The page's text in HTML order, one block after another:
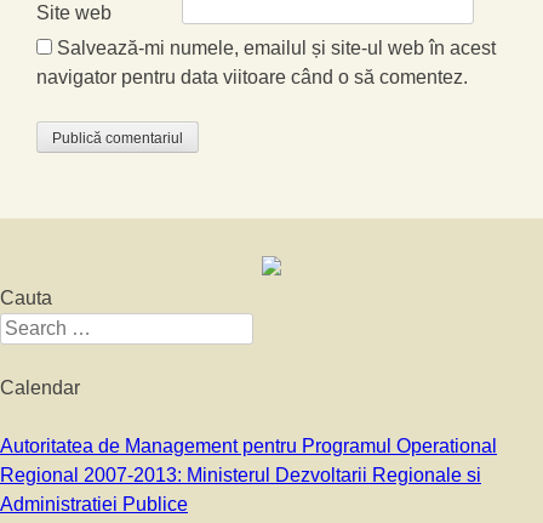
Site web
Salvează-mi numele, emailul și site-ul web în acest
navigator pentru data viitoare când o să comentez.
Cauta
Search for:
Calendar
Autoritatea de Management pentru Programul Operational
Regional 2007-2013: Ministerul Dezvoltarii Regionale si
Administratiei Publice